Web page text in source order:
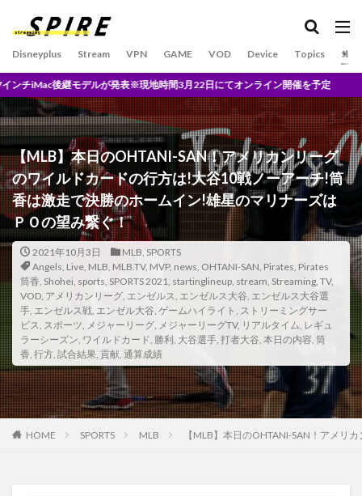
Disneyplus Stream VPN GAME VOD Device Topics
U-NEXTとは？
UFC
und/and
UNITED
UniversalControl
Universal２
Unlimited
TV搭載モバイルプロジェクター
TVアニメ原画集発売記念
Upton
Trailer
This is Our Life
Tigers Time
today
TOHO
TOP SPORT スケジュール 2020 9月
TOUR
TOY’S FACTORY
TP-Link trend
TVアニメ
Trouble
True Crime DREAMERS & DeathbyRomy
TSUTAYA
TSUTAYA DISCAS
TSUTAYA限定
TSUYATV
TunnelBear TV
tver
UNLIMITED料金
UrtraHD AmazonMusicHD
the world according to jeff goldblum
Who I Am
WandaVision
WANNA BE
WANNA BE 収録されている
WarnerMedia
WarnerMediaグループ
WB
Weezer
What If …?
What You Know Bout Love
Who-ya
WalkingSteadiness
Who-ya Extended VIVID VICE
にてオンライン開催を予定
【MLB】本日のOHTANI-SAN！アメリカンリーグ
のワイルドカードの行方は!大谷10戦ノーアーチ!筒
香は激走で決勝のホームイン!雄星のマリナーズは
ＰＯの望み繋ぐ！
2021年10月3日 MLB, SPORTS
Angels, Live, MLB, MLB.TV, MVP, news, OHTANI-SAN, Pirates, Pirates
筒香, Shohei, sports, SPORTS 2021, startinglineup, stream, Streaming, TV,
VOD, アメリカンリーグ, エンゼルス, エンゼルス大谷, エンゼルス大谷選
手, エンゼルス戦, エンゼル大谷, ゲームハイライト , ストリーミングサー
ビス, スポーツ, メジャーリーグ, メジャーリーグTV, リアルタイム, レギュ
ラーシーズン, ワイルドカード, 勝利, 大谷選手, 打者大谷, 本日の内容, 筒
香, 行方, 試合結果, 貢献, 通算成績
HOME SPORTS MLB 【MLB】本日のOHTANI-SAN！アメリ